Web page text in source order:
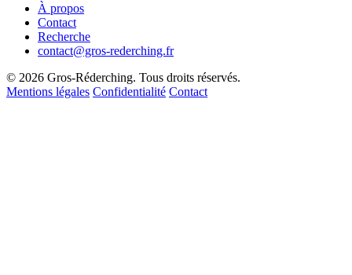
À propos
Contact
Recherche
contact@gros-rederching.fr
© 2026 Gros-Réderching. Tous droits réservés.
Mentions légales Confidentialité Contact